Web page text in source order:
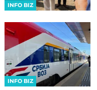
INFO BIZ
INFO BIZ